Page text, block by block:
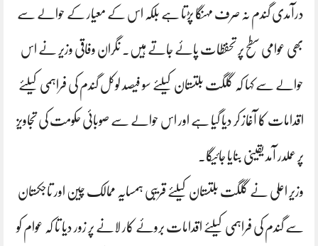
درآمدی گندم نہ صرف مہنگا پڑتا ہے بلکہ اس کے معیار کے حوالے سے
بھی عوامی سطح پر تحفظات پائے جاتے ہیں۔ نگران وفاقی وزیر نے اس
حوالے سے کہا کہ گلگت بلتستان کیلئے سو فیصد لوکل گندم کی فراہمی کیلئے
اقدامات کا آغاز کر دیا گیا ہے اور اس حوالے سے صوبائی حکومت کی تجاویز
پر عملدر آمد یقینی بنایا جائیگا۔
وزیر اعلی نے گلگت بلتستان کیلئے قریبی ہمسایہ ممالک چین اور تاجکستان
سے گندم کی فراہمی کیلئے اقدامات بروئے کار لانے پر زور دیا تا کہ عوام کو